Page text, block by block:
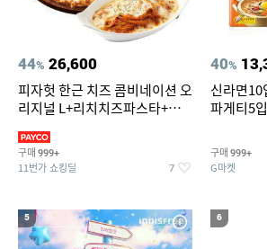
44% 26,600
피자헛 한근 치즈 콤비네이션 오
리지널 L+리치치즈파스타+콜
구매 999+
11번가 쇼킹딜 7
40%
신라면10
파게티5
구매 999+
G마켓
5 6